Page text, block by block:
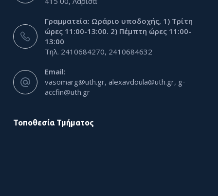
Γραμματεία: Ωράριο υποδοχής, 1) Τρίτη
ώρες 11:00-13:00. 2) Πέμπτη ώρες 11:00-
13:00
Τηλ. 2410684270, 2410684632
Email:
vasomarg@uth.gr, alexavdoula@uth.gr, g-
accfin@uth.gr
Τοποθεσία Τμήματος